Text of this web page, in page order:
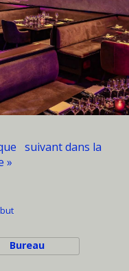
suivant dans la
»
Bureau